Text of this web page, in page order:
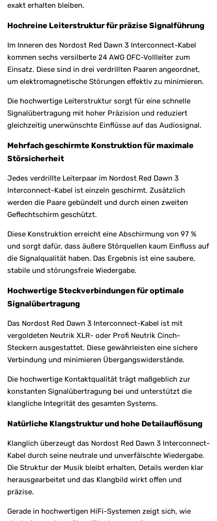
exakt erhalten bleiben.
Hochreine Leiterstruktur für präzise Signalführung
Im Inneren des Nordost Red Dawn 3 Interconnect-Kabel
kommen sechs versilberte 24 AWG OFC-Vollleiter zum
Einsatz. Diese sind in drei verdrillten Paaren angeordnet,
um elektromagnetische Störungen effektiv zu minimieren.
Die hochwertige Leiterstruktur sorgt für eine schnelle
Signalübertragung mit hoher Präzision und reduziert
gleichzeitig unerwünschte Einflüsse auf das Audiosignal.
Mehrfach geschirmte Konstruktion für maximale
Störsicherheit
Jedes verdrillte Leiterpaar im Nordost Red Dawn 3
Interconnect-Kabel ist einzeln geschirmt. Zusätzlich
werden die Paare gebündelt und durch einen zweiten
Geflechtschirm geschützt.
Diese Konstruktion erreicht eine Abschirmung von 97 %
und sorgt dafür, dass äußere Störquellen kaum Einfluss auf
die Signalqualität haben. Das Ergebnis ist eine saubere,
stabile und störungsfreie Wiedergabe.
Hochwertige Steckverbindungen für optimale
Signalübertragung
Das Nordost Red Dawn 3 Interconnect-Kabel ist mit
vergoldeten Neutrik XLR- oder Profi Neutrik Cinch-
Steckern ausgestattet. Diese gewährleisten eine sichere
Verbindung und minimieren Übergangswiderstände.
Die hochwertige Kontaktqualität trägt maßgeblich zur
konstanten Signalübertragung bei und unterstützt die
klangliche Integrität des gesamten Systems.
Natürliche Klangstruktur und hohe Detailauflösung
Klanglich überzeugt das Nordost Red Dawn 3 Interconnect-
Kabel durch seine neutrale und unverfälschte Wiedergabe.
Die Struktur der Musik bleibt erhalten, Details werden klar
herausgearbeitet und das Klangbild wirkt offen und
präzise.
Gerade in hochwertigen HiFi-Systemen zeigt sich, wie